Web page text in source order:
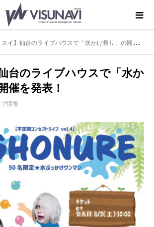
スイ】仙台のライブハウスで「水かけ祭り」の開催を発表！
台のライブハウスで「水か
催を発表！
情報